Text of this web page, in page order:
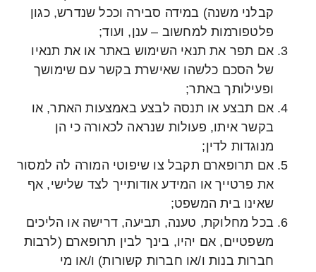
קבלני משנה) במידה סבירה וככל שנדרש, כגון
פלטפורמות למחשוב – ענן, ועוד;
אם תפר את תנאי השימוש באתר או את תנאיו
של הסכם כלשהו שאישרת בקשר עם שימושך
ופעילותך באתר;
אם תבצע או תנסה לבצע באמצעות האתר, או
בקשר איתו, פעולות שנראה לכאורה כי הן
מנוגדות לדין;
אם תרופארם תקבל צו שיפוטי המורה לה למסור
את פרטייך או המידע אודותייך לצד שלישי, אף
שאינו בית המשפט;
בכל מחלוקת, טענה, תביעה, דרישה או הליכים
משפטיים, אם יהיו, בינך לבין תרופארם (לרבות
חברות בנות ו/או חברות קשורות) ו/או מי